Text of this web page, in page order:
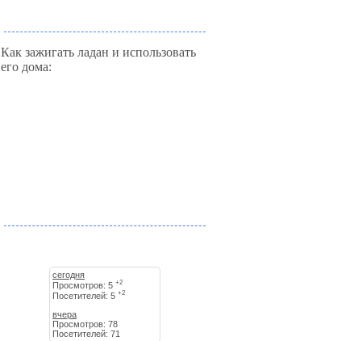
Как зажигать ладан и использовать
его дома:
сегодня
Просмотров: 5+2
Посетителей: 5+2
вчера
Просмотров: 78
Посетителей: 71